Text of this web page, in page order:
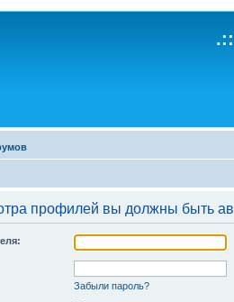
профилей вы должны быть
Забыли пароль?